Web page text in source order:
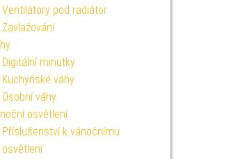
Ventilátory pod radiátor
Zavlažování
Digitální minutky
Kuchyňské váhy
Osobní váhy
osvětlení
Příslušenství k vánočnímu
osvětlení